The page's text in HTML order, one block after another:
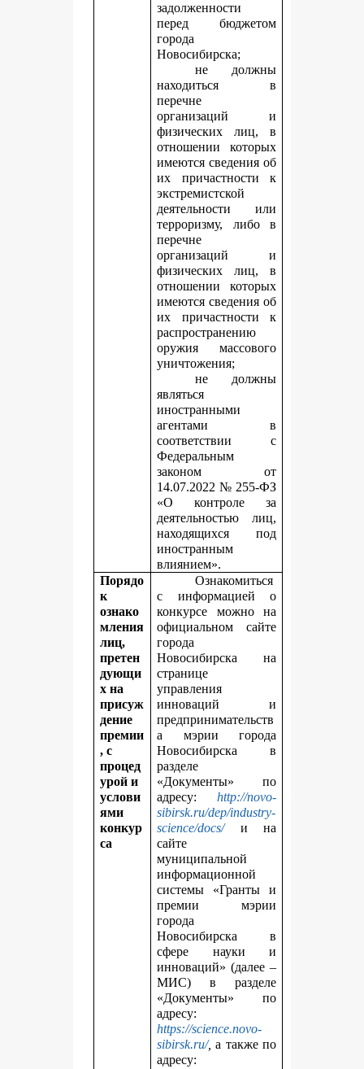
задолженности
перед бюджетом
города
Новосибирска;
не должны
находиться в
перечне
организаций и
физических лиц, в
отношении которых
имеются сведения об
их причастности к
экстремистской
деятельности или
терроризму, либо в
перечне
организаций и
физических лиц, в
отношении которых
имеются сведения об
их причастности к
распространению
оружия массового
уничтожения;
не должны
являться
иностранными
агентами в
соответствии с
Федеральным
законом от
14.07.2022 № 255-ФЗ
«О контроле за
деятельностью лиц,
находящихся под
иностранным
влиянием».
Порядо
к
ознако
мления
лиц,
претен
дующи
х на
присуж
дение
премии
, с
процед
урой и
услови
ями
конкур
са
Ознакомиться
с информацией о
конкурсе можно на
официальном сайте
города
Новосибирска на
странице
управления
инноваций и
предпринимательств
а мэрии города
Новосибирска в
разделе
«Документы» по
адресу: http://novo-
sibirsk.ru/dep/industry-
science/docs/и на
сайте
муниципальной
информационной
системы «Гранты и
премии мэрии
города
Новосибирска в
сфере науки и
инноваций» (далее –
МИС) в разделе
«Документы» по
адресу:
https://science.novo-
sibirsk.ru/, а также по
адресу: